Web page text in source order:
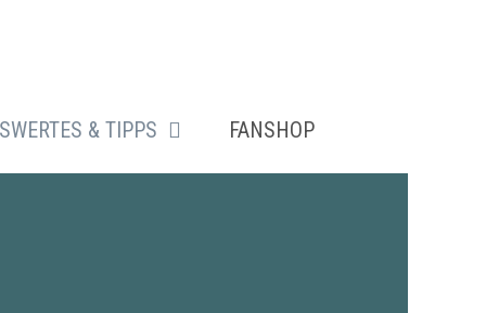
& TIPPS FANSHOP